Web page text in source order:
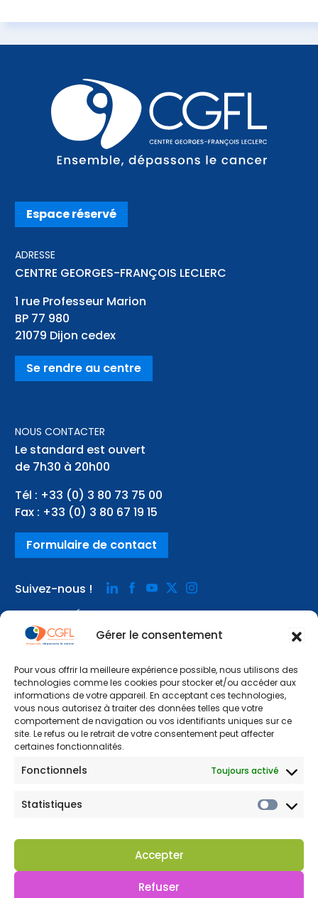
Gérer le consentement
Pour vous offrir la meilleure expérience possible, nous utilisons des
technologies comme les cookies pour stocker et/ou accéder aux
informations de votre appareil. En acceptant ces technologies,
vous nous autorisez à traiter des données telles que votre
comportement de navigation ou vos identifiants uniques sur ce
site. Le refus ou le retrait de votre consentement peut affecter
certaines fonctionnalités.
Fonctionnels Toujours activé
Statistiques
Accepter
Refuser
Espace réservé
ADRESSE
CENTRE GEORGES-FRANÇOIS LECLERC
1 rue Professeur Marion
BP 77 980
21079 Dijon cedex
Se rendre au centre
NOUS CONTACTER
Le standard est ouvert
de 7h30 à 20h00
Tél : +33 (0) 3 80 73 75 00
Fax : +33 (0) 3 80 67 19 15
Formulaire de contact
Suivez-nous !
page
linkedin
page
facebook
page
youtube
pagepage
instagram
ACCESSIBILITÉ
MENTIONS LÉGALES
FAQ
POLITIQUE DE CONFIDENTIALITÉ
COOKIES
© 2025 – CGFL Wazacom-Cookies